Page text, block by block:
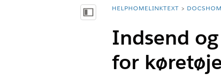
Vis indholdsfortegnelse
breadcrumbDescription
HELPHOMELINKTEXT
Indsend
for